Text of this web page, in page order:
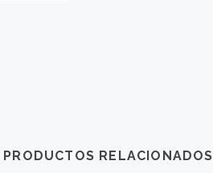
PRODUCTOS RELACIONADOS